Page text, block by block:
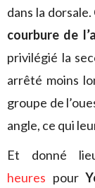
dans la dorsale.
courbure de
privilégié la
arrêté moins
groupe de
angle, ce qui
Et donné
heures pour